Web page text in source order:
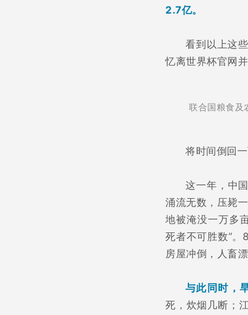
2.7亿。
看到以上这
忆离世界杯官网并
联合国粮食及
将时间倒回
这一年，中
涌流无数，压毙
地被淹没一万多
死者不可胜数”。
房屋冲倒，人畜
与此同时，
死，炊烟几断；